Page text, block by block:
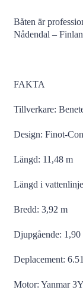
Båten är
Nådendal –
FAKTA
Tillverkare:
Design: Finot-
Längd: 11,48 m
Längd i
Bredd: 3,92 m
Djupgående: 1,90
Deplacement:
Motor: Yanmar